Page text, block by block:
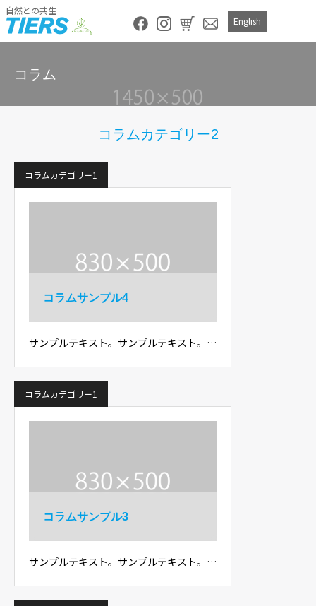
自然との共生
English
コラム
コラムカテゴリー2
コラムカテゴリー1
コラムサンプル4
サンプルテキスト。サンプルテキスト。…
コラムカテゴリー1
コラムサンプル3
サンプルテキスト。サンプルテキスト。…